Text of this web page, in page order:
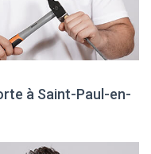
à Saint-Paul-en-